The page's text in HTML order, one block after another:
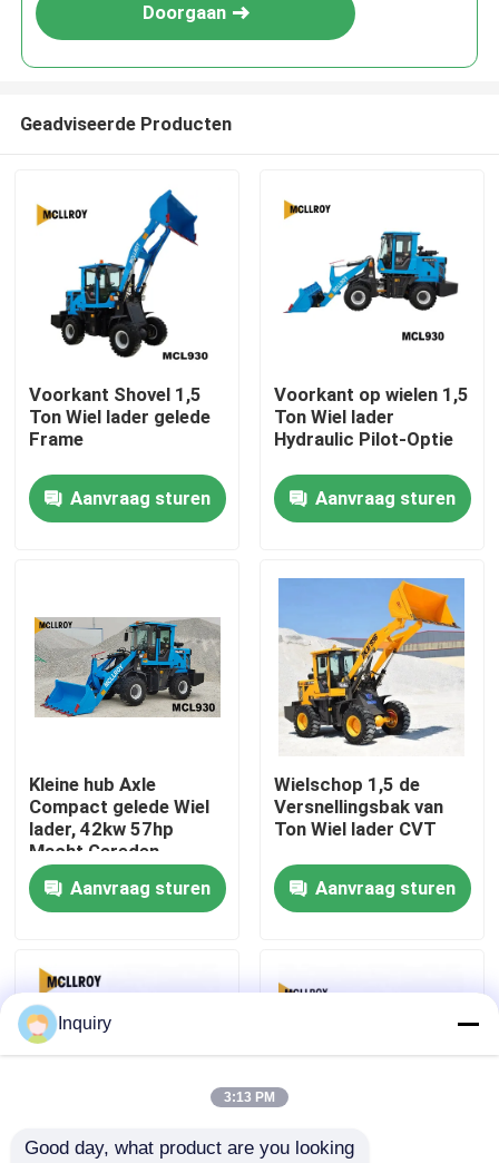
Huis
Ongeveer ons
Kwaliteitscontrole
Contacteer ons
Verzoek om een Citaat
Compacte Wielladers
Doorgaan
Geadviseerde Producten
Voorkant Shovel 1,5
Ton Wiel lader gelede
Frame
Aanvraag sturen
Voorkant op wielen 1,5
Ton Wiel lader
Hydraulic Pilot-Optie
Aanvraag sturen
Kleine hub Axle
Compact gelede Wiel
lader, 42kw 57hp
Macht Gereden
Voorkant Wiel lader
Aanvraag sturen
Wielschop 1,5 de
Versnellingsbak van
Ton Wiel lader CVT
Aanvraag sturen
Inquiry
3:13 PM
Good day, what product are you looking